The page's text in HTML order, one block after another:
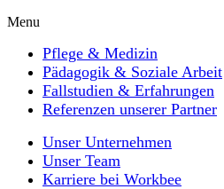
Menu
Pflege & Medizin
Pädagogik & Soziale Arbeit
Fallstudien & Erfahrungen
Referenzen unserer Partner
Unser Unternehmen
Unser Team
Karriere bei Workbee